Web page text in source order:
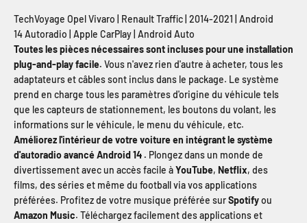
TechVoyage Opel Vivaro | Renault Traffic | 2014-2021 | Android
14 Autoradio | Apple CarPlay | Android Auto
Toutes les pièces nécessaires sont incluses pour une installation
plug-and-play facile. Vous n'avez rien d'autre à acheter, tous les
adaptateurs et câbles sont inclus dans le package. Le système
prend en charge tous les paramètres d'origine du véhicule tels
que les capteurs de stationnement, les boutons du volant, les
informations sur le véhicule, le menu du véhicule, etc.
Améliorez l'intérieur de votre voiture en intégrant le système
d'autoradio avancé Android 14 . Plongez dans un monde de
divertissement avec un accès facile àYouTube, Netflix, des
films, des séries et même du football via vos applications
préférées. Profitez de votre musique préférée surSpotifyou
Amazon Music. Téléchargez facilement des applications et